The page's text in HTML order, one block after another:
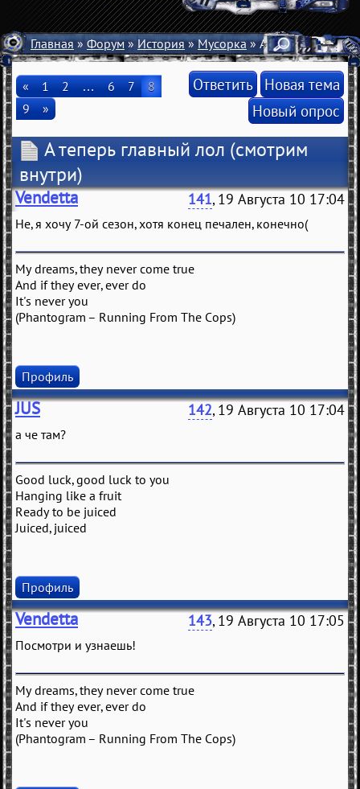
Главная»Форум»История»Мусорка» А теперь главный
« 1 2 … 6 7
8
9
»
Ответить Новая тема
Новый опрос
А теперь главный лол (смотрим
внутри)
Vendetta 141, 19 Августа 10 17:04
Не, я хочу 7-ой сезон, хотя конец печален, конечно(
My dreams, they never come true
And if they ever, ever do
It's never you
(Phantogram – Running From The Cops)
Профиль
JUS 142, 19 Августа 10 17:04
а че там?
Good luck, good luck to you
Hanging like a fruit
Ready to be juiced
Juiced, juiced
Профиль
Vendetta 143, 19 Августа 10 17:05
Посмотри и узнаешь!
My dreams, they never come true
And if they ever, ever do
It's never you
(Phantogram – Running From The Cops)